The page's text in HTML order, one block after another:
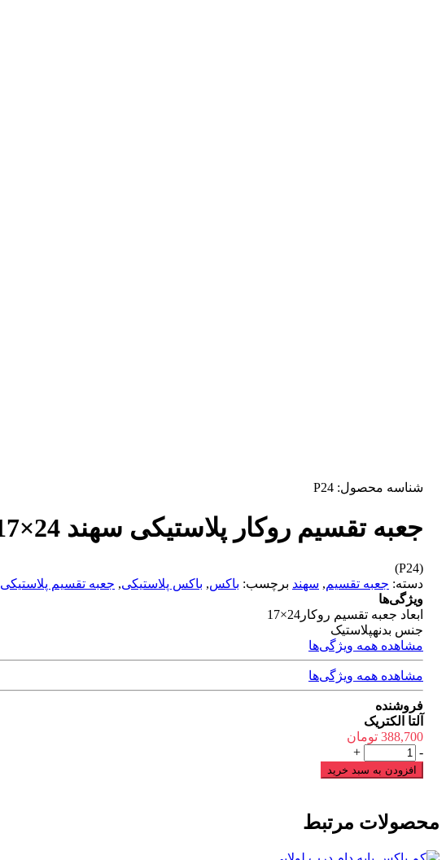
شناسه محصول: P24
جعبه تقسیم روکار پلاستیکی سهند 24×17
(P24)
دسته: جعبه تقسیم, سهند برچسب: باکس, باکس پلاستیکی, جعبه تقسیم پلاستیکی
ویژگی‌ها
ابعاد جعبه تقسیم روکار 24×17
جنس بدنهپلاستیک
مشاهده همه ویژگی‌ها
مشاهده همه ویژگی‌ها
فروشنده
آلتا الکتریک
388,700 تومان
جعبه
تقسیم
روکار
24x17
-
+
افزودن به سبد خرید
محصولات مرتبط